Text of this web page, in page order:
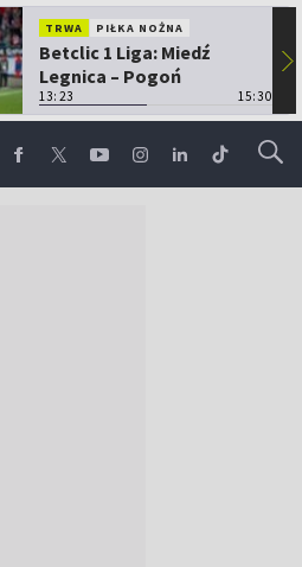
TRWA PIŁKA NOŻNA
Betclic 1 Liga: Miedź
Legnica – Pogoń
Grodzisk Mazowiecki
13:23 15:30
▶